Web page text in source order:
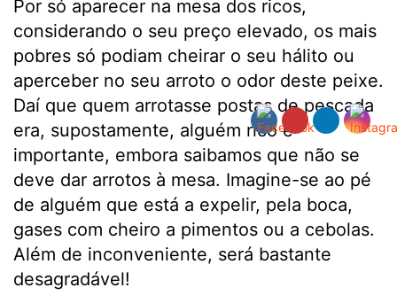
Por só aparecer na mesa dos ricos,
considerando o seu preço elevado, os mais
pobres só podiam cheirar o seu hálito ou
aperceber no seu arroto o odor deste peixe.
Daí que quem arrotasse postas de pescada
era, supostamente, alguém rico e
importante, embora saibamos que não se
deve dar arrotos à mesa. Imagine-se ao pé
de alguém que está a expelir, pela boca,
gases com cheiro a pimentos ou a cebolas.
Além de inconveniente, será bastante
desagradável!